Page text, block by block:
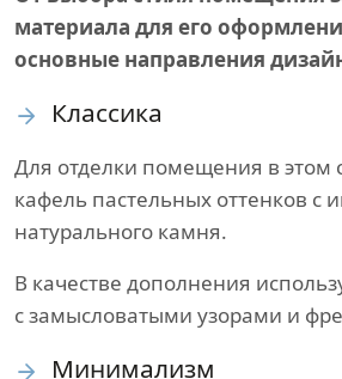
материала для его
основные направления
Классика
Для отделки помещения в этом
кафель пастельных оттенков с
натурального камня.
В качестве дополнения
с замысловатыми узорами и
Минимализм